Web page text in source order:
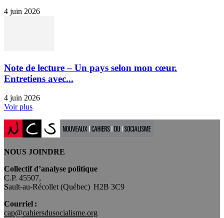
4 juin 2026
Note de lecture – Un pays selon mon cœur.
Entretiens avec...
4 juin 2026
Voir plus
NOUS JOINDRE
Collectif d’analyse politique
C.P. 45507,
Sault-au-Récollet (Québec) H2B 3C9
Courriel :
cap@cahiersdusocialisme.org